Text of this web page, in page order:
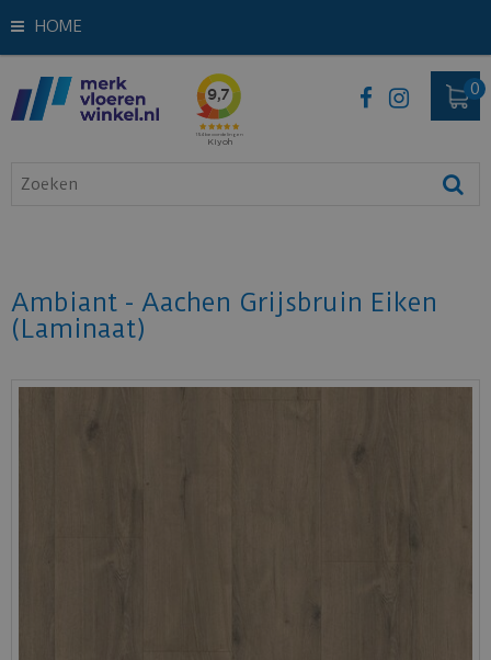
HOME
Ambiant - Aachen Grijsbruin Eiken
(Laminaat)